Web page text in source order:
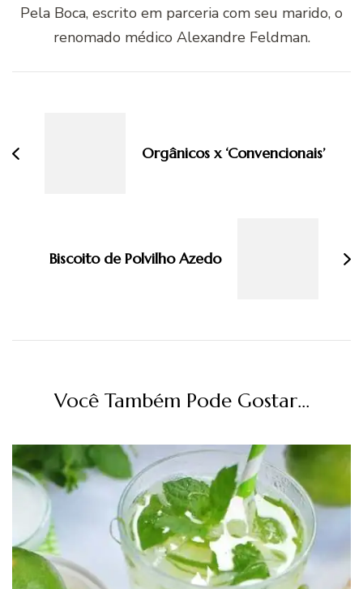
Pela Boca, escrito em parceria com seu marido, o
renomado médico Alexandre Feldman.
Orgânicos x ‘Convencionais’
Biscoito de Polvilho Azedo
Você Também Pode Gostar...